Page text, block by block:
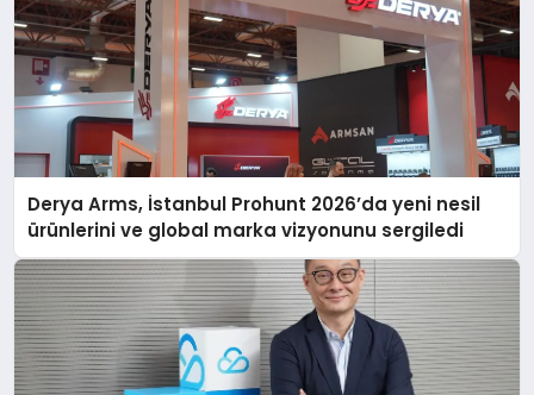
Derya Arms, İstanbul Prohunt 2026’da yeni nesil
ürünlerini ve global marka vizyonunu sergiledi